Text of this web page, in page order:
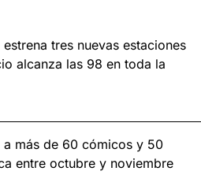
tres nuevas estaciones
alcanza las 98 en toda la
a más de 60 cómicos y 50
entre octubre y noviembre